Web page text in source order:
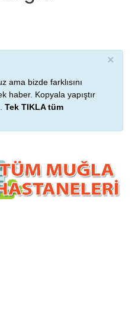
×
ama bizde farklısını
haber. Kopyala yapıştır
Tek TIKLA tüm